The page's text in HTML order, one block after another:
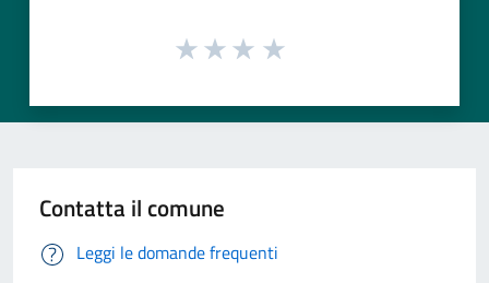
Contatta il comune
Leggi le domande frequenti